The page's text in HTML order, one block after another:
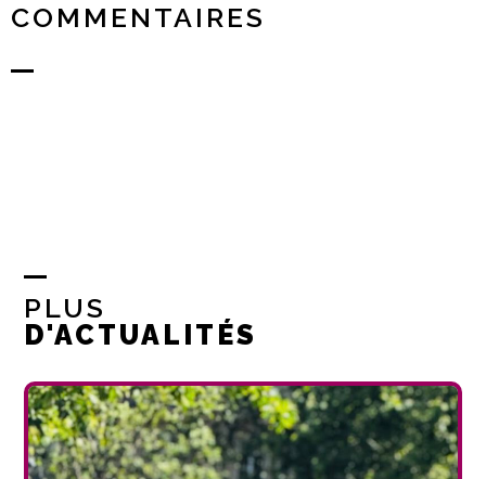
COMMENTAIRES
PLUS
D'ACTUALITÉS